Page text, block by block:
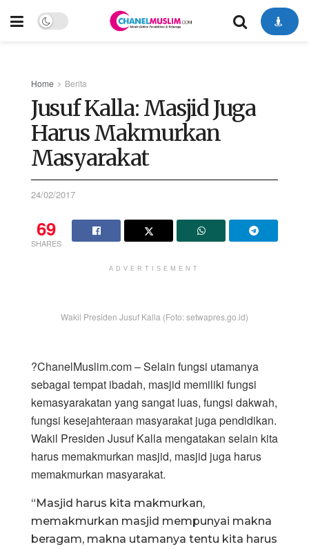
Home Berita
Jusuf Kalla: Masjid Juga
Harus Makmurkan
Masyarakat
24/02/2017
69
SHARES
ADVERTISEMENT
Wakil Presiden Jusuf Kalla (Foto: setwapres.go.id)
?ChanelMuslim.com – Selain fungsi utamanya
sebagai tempat ibadah, masjid memiliki fungsi
kemasyarakatan yang sangat luas, fungsi dakwah,
fungsi kesejahteraan masyarakat juga pendidikan.
Wakil Presiden Jusuf Kalla mengatakan selain kita
harus memakmurkan masjid, masjid juga harus
memakmurkan masyarakat.
“Masjid harus kita makmurkan,
memakmurkan masjid mempunyai makna
beragam, makna utamanya tentu kita harus